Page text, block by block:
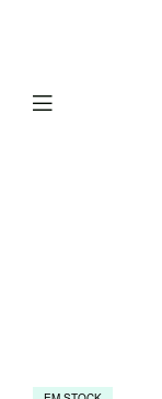
Menu